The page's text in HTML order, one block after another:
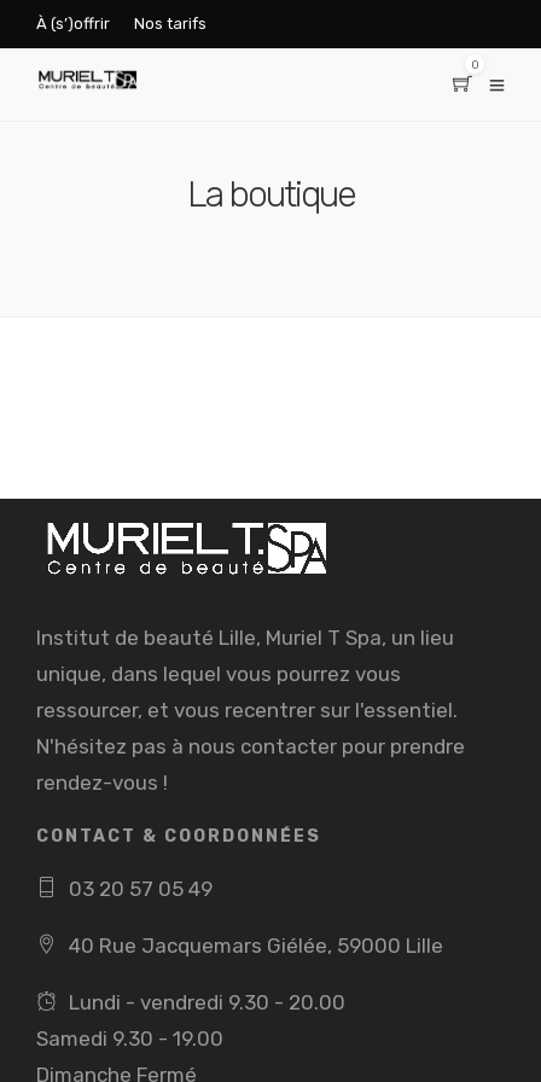
À (s’)offrir Nos tarifs
0
La boutique
Institut de beauté Lille, Muriel T Spa, un lieu
unique, dans lequel vous pourrez vous
ressourcer, et vous recentrer sur l'essentiel.
N'hésitez pas à nous contacter pour prendre
rendez-vous !
CONTACT & COORDONNÉES
03 20 57 05 49
40 Rue Jacquemars Giélée, 59000 Lille
Lundi - vendredi 9.30 - 20.00
Samedi 9.30 - 19.00
Dimanche Fermé